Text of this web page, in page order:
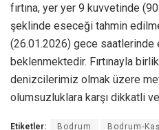
fırtına, yer yer 9 kuvvetinde
şeklinde eseceği tahmin
(26.01.2026) gece
beklenmektedir. Fırtınayla
denizcilerimiz olmak üzere
olumsuzluklara karşı dikkatli
Etiketler: Bodrum Bodrum-